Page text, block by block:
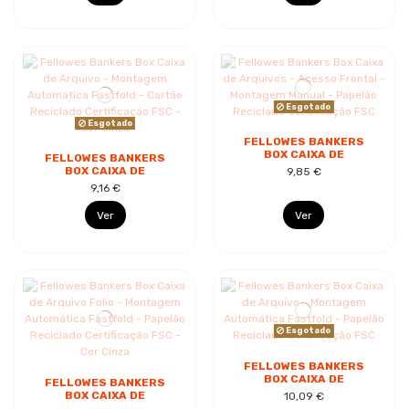
Esgotado
FELLOWES BANKERS
BOX CAIXA DE
ARQUIVO - MONTAGEM
AUTOMÁTICA
FASTFOLD - CARTÃO
RECICLADO...
9,16 €
Ver
Esgotado
FELLOWES BANKERS
BOX CAIXA DE
ARQUIVOS - ACESSO
FRONTAL - MONTAGEM
9,85 €
Ver
FELLOWES BANKERS
BOX CAIXA DE
Esgotado
FELLOWES BANKERS
BOX CAIXA DE
ARQUIVO - MONTAGEM
AUTOMÁTICA
10,09 €